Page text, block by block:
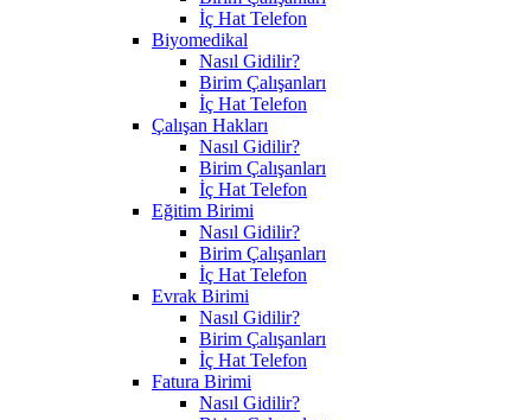
İç Hat Telefon
Biyomedikal
Nasıl Gidilir?
Birim Çalışanları
İç Hat Telefon
Çalışan Hakları
Nasıl Gidilir?
Birim Çalışanları
İç Hat Telefon
Eğitim Birimi
Nasıl Gidilir?
Birim Çalışanları
İç Hat Telefon
Evrak Birimi
Nasıl Gidilir?
Birim Çalışanları
İç Hat Telefon
Fatura Birimi
Nasıl Gidilir?